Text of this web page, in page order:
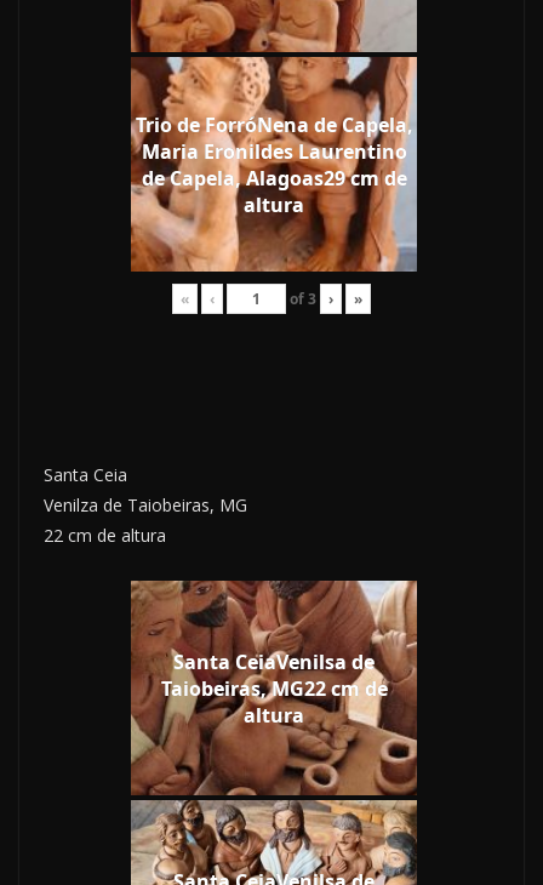
Trio de ForróNena de Capela,
Maria Eronildes Laurentino
de Capela, Alagoas29 cm de
altura
« ‹ of3 › »
Santa Ceia
Venilza de Taiobeiras, MG
22 cm de altura
Santa CeiaVenilsa de
Taiobeiras, MG22 cm de
altura